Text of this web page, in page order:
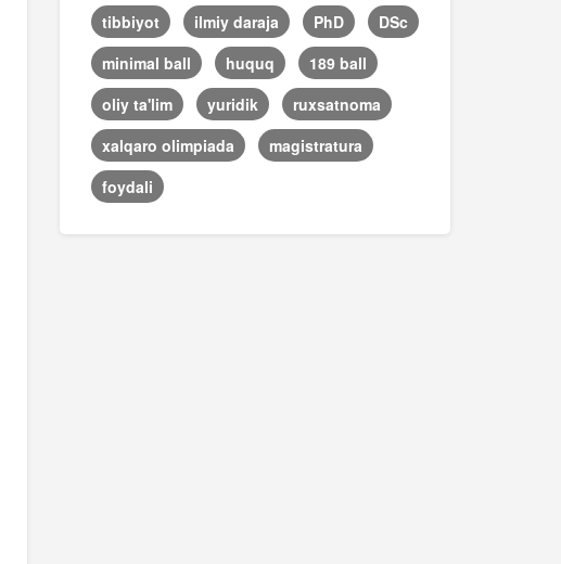
tibbiyot
ilmiy daraja PhD
DSc
minimal ball
huquq
189 ball
oliy ta'lim
yuridik
ruxsatnoma
xalqaro olimpiada
magistratura
foydali